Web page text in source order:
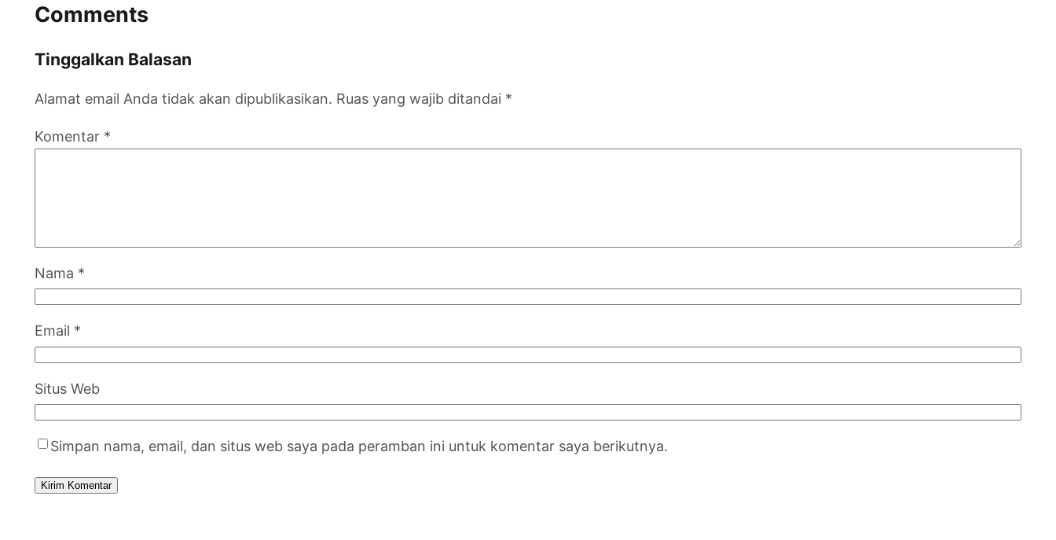
Comments
Tinggalkan Balasan
Alamat email Anda tidak akan dipublikasikan. Ruas yang wajib ditandai *
Komentar *
Nama *
Email *
Situs Web
Simpan nama, email, dan situs web saya pada peramban ini untuk komentar saya berikutnya.